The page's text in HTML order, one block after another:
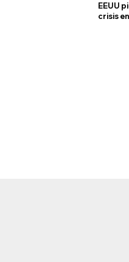
EEUU
crisis